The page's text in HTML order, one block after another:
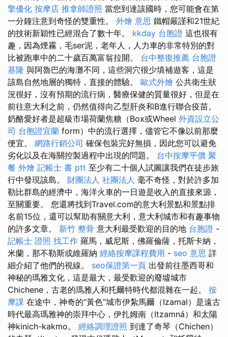
擎優化 按摩店 推拿師證照 當您到達該國時，您可能會在第
一分鐘注意到奇怪的雙重性。 外燴 意思 鐵帽嚴謹和21世紀
的技術新穎性已經混合了數十年。 kkday 台胞證 這也很有
趣，因為煙霧，毛ser泥，老年人，人力車的非常特別的對
比被跑車中的二十歲百萬富翁拉開。 台中整復推薦 台胞證
基隆 與阿魯巴的海灘不同，這些洞穴很少填補遊客，這是
該島自然地層的獨特，直接的體驗。 歐式外燴 公共衛生狀
況很好，沒有預期的流行病，醫療保健的質量很好，但是在
前往意大利之前，仍然值得向乙型肝炎和B進行聯合疫苗。
奶酪愛好者是超級市場荷蘭焦糖（Box或Wheel 外資設立公
司 台胞證宜蘭 form）中的流行選擇，儘管它不像以前那麼
便宜。 網路行銷公司 確保包裝完好無損，因此您可以避免
劣化以及在海關控製過程中出現的問題。 台中按摩平價 聚
餐 外燴 記帳士 書 ptt 至少有二十個人試圖讓我們在徒步旅
行中發現該島。 財團法人 社團法人 毫不奇怪，對於許多加
勒比群島的經濟中，海洋火車的一日遊是收入的直接來源，
至關重要。 您還將找到Travel.com的意大利景點和景點排
名前15位，還可以幫助有關意大利，意大利城市和有趣事物
的許多文章。 新竹 整骨 意大利最受歡迎的目的地 台胞證 -
記帳士 證照 找工作 羅馬，威尼斯，佛羅倫薩，托斯卡納，
米蘭，那不勒斯或維羅納 經絡按摩課程費用 - seo 意思 詳
細介紹了他們的視線。 seo保證第一頁 出發前往墨西哥和
神秘的瑪雅文化，這是最大，最受歡迎的廢墟城市
Chichene，古老的瑪雅人和托爾特時代都混雜在一起。 按
摩課 在途中，神奇的“黃色”城市伊紮馬爾（Izamal）是遠古
時代最高瑪雅神的崇拜中心，伊扎姆南（Itzamná）和太陽
神kinich-kakmo。 經絡調理證照 到達了奇琴（Chichen）